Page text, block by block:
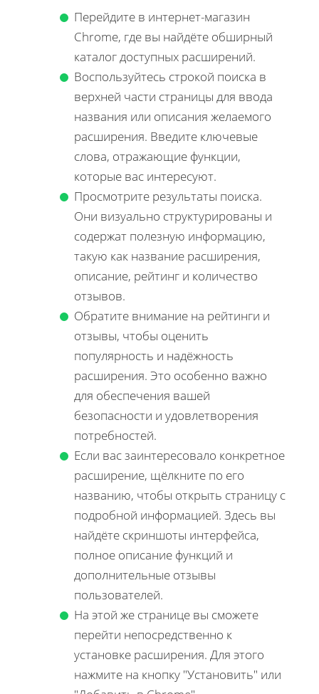
Перейдите в интернет-магазин
Chrome, где вы найдёте обширный
каталог доступных расширений.
Воспользуйтесь строкой поиска в
верхней части страницы для ввода
названия или описания желаемого
расширения. Введите ключевые
слова, отражающие функции,
которые вас интересуют.
Просмотрите результаты поиска.
Они визуально структурированы и
содержат полезную информацию,
такую как название расширения,
описание, рейтинг и количество
отзывов.
Обратите внимание на рейтинги и
отзывы, чтобы оценить
популярность и надёжность
расширения. Это особенно важно
для обеспечения вашей
безопасности и удовлетворения
потребностей.
Если вас заинтересовало конкретное
расширение, щёлкните по его
названию, чтобы открыть страницу с
подробной информацией. Здесь вы
найдёте скриншоты интерфейса,
полное описание функций и
дополнительные отзывы
пользователей.
На этой же странице вы сможете
перейти непосредственно к
установке расширения. Для этого
нажмите на кнопку "Установить" или